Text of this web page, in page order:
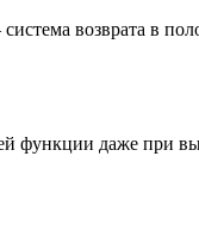
возврата в
функции даже при